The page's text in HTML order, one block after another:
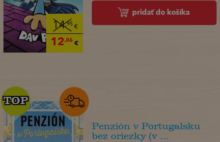
14,95€
12,86€
pridať do košíka
TOP
TOP
Penzión v Portugalsku
bez oriezky (v ...